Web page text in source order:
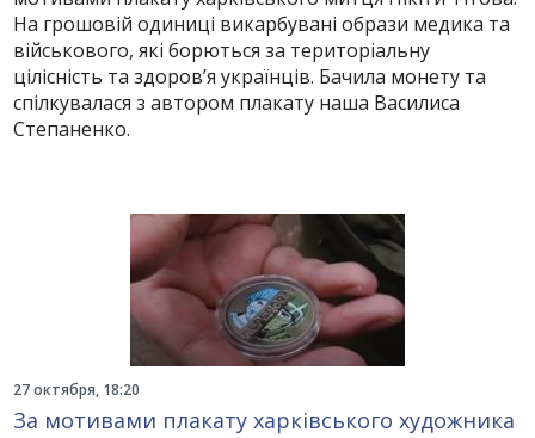
На грошовій одиниці викарбувані образи медика та
військового, які борються за територіальну
цілісність та здоров’я українців. Бачила монету та
спілкувалася з автором плакату наша Василиса
Степаненко.
27 октября, 18:20
За мотивами плакату харківського художника